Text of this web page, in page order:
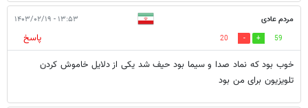
مردم عادی ۱۳:۵۳ - ۱۴۰۳/۰۲/۱۹
59
20
پاسخ
خوب بود که نماد صدا و سیما بود حیف شد یکی از دلایل خاموش کردن
تلویزیون برای من بود